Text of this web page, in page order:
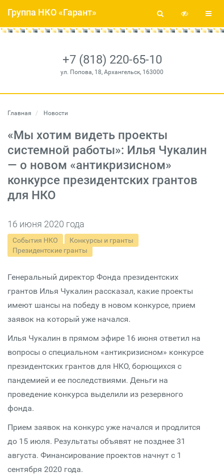
+7 (818) 220-65-10
ул. Попова, 18, Архангельск, 163000
Группа НКО «Гарант»
Главная Новости
«Мы хотим видеть проекты
системной работы»: Илья Чукалин
— о новом «антикризисном»
конкурсе президентских грантов
для НКО
16 июня 2020 года
События НКО
Конкурсы и гранты
Президентские гранты
Генеральный директор Фонда президентских
грантов Илья Чукалин рассказал, какие проекты
имеют шансы на победу в новом конкурсе, прием
заявок на который уже начался.
Илья Чукалин в прямом эфире 16 июня ответил на
вопросы о специальном «антикризисном» конкурсе
президентских грантов для НКО, борющихся с
пандемией и ее последствиями. Деньги на
проведение конкурса выделили из резервного
фонда.
Прием заявок на конкурс уже начался и продлится
до 15 июля. Результаты объявят не позднее 31
августа. Финансирование проектов начнут с 1
сентября 2020 года.